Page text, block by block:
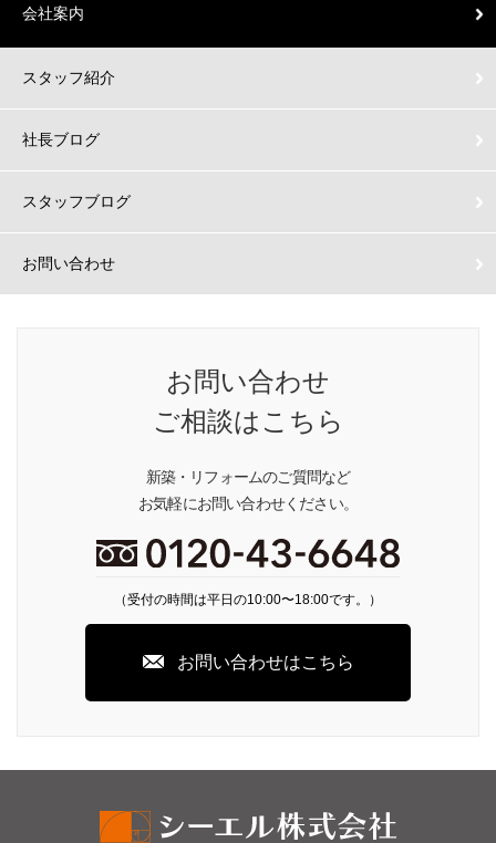
会社案内
スタッフ紹介
社長ブログ
スタッフブログ
お問い合わせ
お問い合わせ
ご相談はこちら
新築・リフォームのご質問など
お気軽にお問い合わせください。
（受付の時間は平日の10:00〜18:00です。）
お問い合わせはこちら